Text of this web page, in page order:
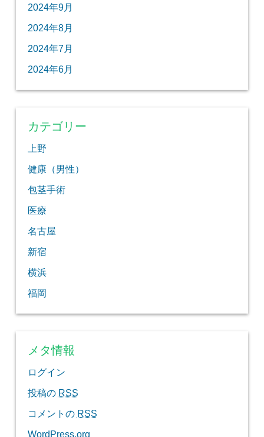
2024年9月
2024年8月
2024年7月
2024年6月
カテゴリー
上野
健康（男性）
包茎手術
医療
名古屋
新宿
横浜
福岡
メタ情報
ログイン
投稿の RSS
コメントの RSS
WordPress.org